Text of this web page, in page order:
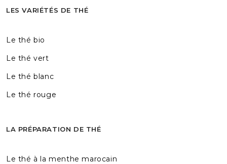
LES VARIÉTÉS DE THÉ
Le thé bio
Le thé vert
Le thé blanc
Le thé rouge
LA PRÉPARATION DE THÉ
Le thé à la menthe marocain